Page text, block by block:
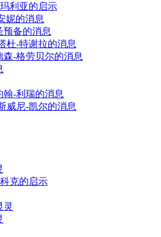
利亚的启示
妮的消息
预备的消息
杜-特谢拉的消息
-格劳贝尔的消息
-利瑞的消息
威尼-凯尔的消息
克的启示
灵